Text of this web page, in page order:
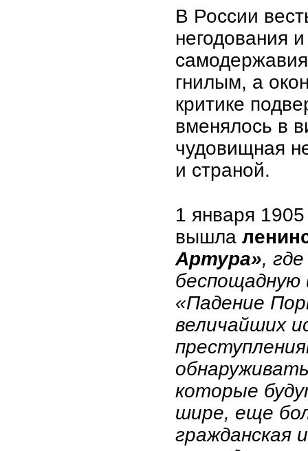
В России
негодования
гнилым, а
критике
вменялось в
чудовищная
и страной.
1 января
вышла
Артура»,
беспощадную
«Падение
величайших
которые
шире, еще
гражданская